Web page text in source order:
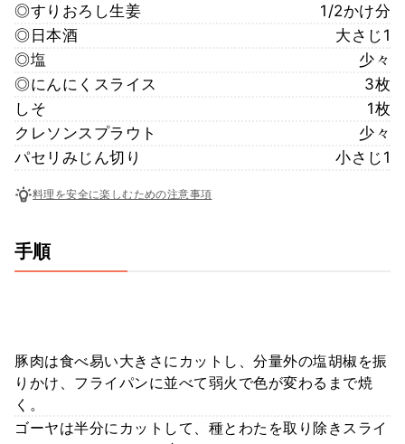
◎すりおろし生姜
1/2かけ分
◎日本酒
大さじ1
◎塩
少々
◎にんにくスライス
3枚
しそ
1枚
クレソンスプラウト
少々
パセリみじん切り
小さじ1
料理を安全に楽しむための注意事項
手順
豚肉は食べ易い大きさにカットし、分量外の塩胡椒を振
りかけ、フライパンに並べて弱火で色が変わるまで焼
く。
ゴーヤは半分にカットして、種とわたを取り除きスライ